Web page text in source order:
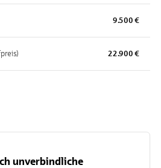
9.500 €
22.900 €
unverbindliche